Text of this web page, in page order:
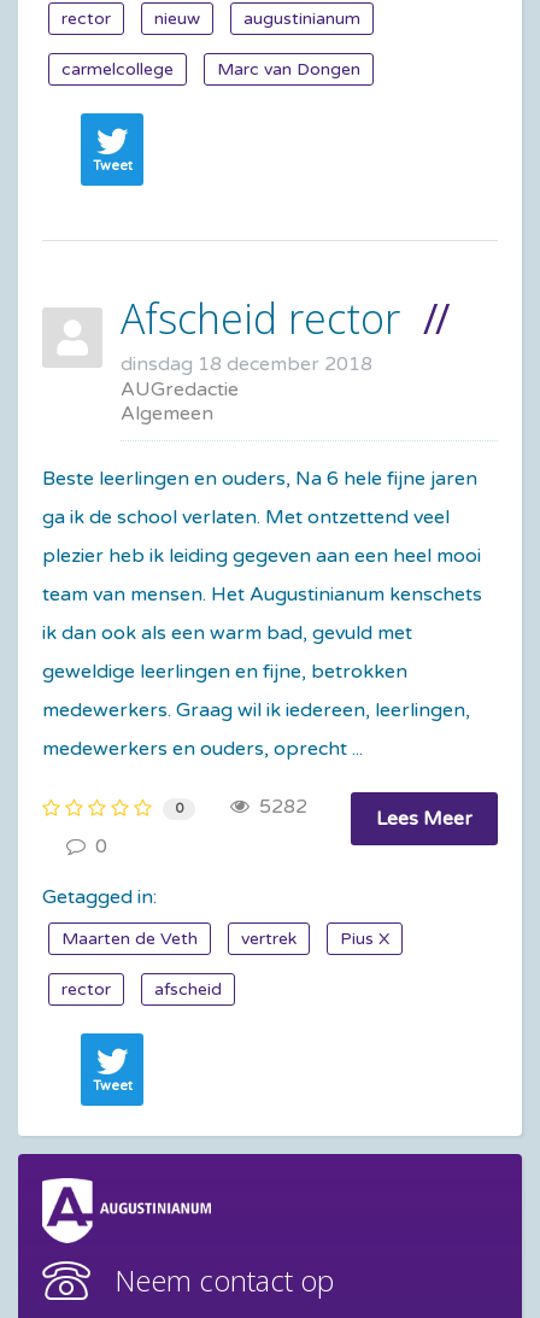
rector nieuw augustinianum
carmelcollege Marc van Dongen
Tweet
Afscheid rector
dinsdag 18 december 2018
AUGredactie
Algemeen
Beste leerlingen en ouders, Na 6 hele fijne jaren
ga ik de school verlaten. Met ontzettend veel
plezier heb ik leiding gegeven aan een heel mooi
team van mensen. Het Augustinianum kenschets
ik dan ook als een warm bad, gevuld met
geweldige leerlingen en fijne, betrokken
medewerkers. Graag wil ik iedereen, leerlingen,
medewerkers en ouders, oprecht ...
Lees Meer
0
5282
0
Getagged in:
Maarten de Veth vertrek Pius X
rector afscheid
Tweet
Neem contact op